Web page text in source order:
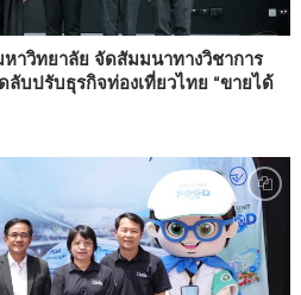
าวิทยาลัย จัดสัมมนาทางวิชาการ
ลับปรับธุรกิจท่องเที่ยวไทย “ขายได้